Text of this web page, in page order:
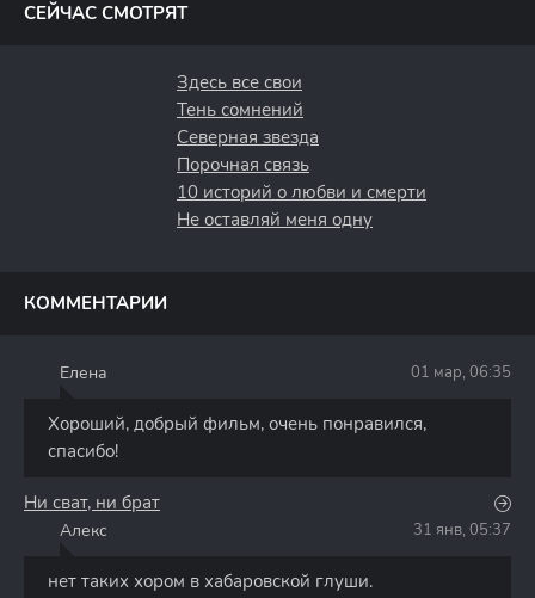
СЕЙЧАС СМОТРЯТ
Здесь все свои
Тень сомнений
Северная звезда
Порочная связь
10 историй о любви и смерти
Не оставляй меня одну
КОММЕНТАРИИ
Елена 01 мар, 06:35
Хороший, добрый фильм, очень понравился,
спасибо!
Ни сват, ни брат
Алекс 31 янв, 05:37
нет таких хором в хабаровской глуши.